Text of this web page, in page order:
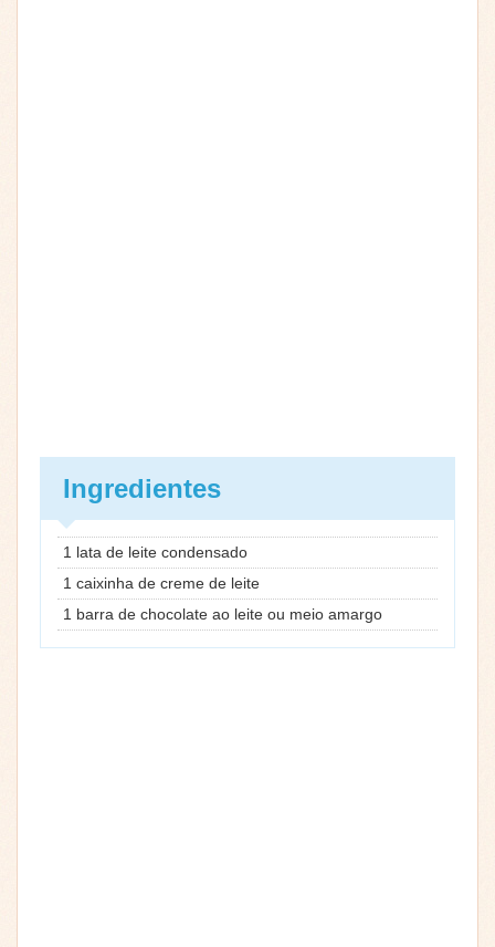
Ingredientes
1 lata de leite condensado
1 caixinha de creme de leite
1 barra de chocolate ao leite ou meio amargo